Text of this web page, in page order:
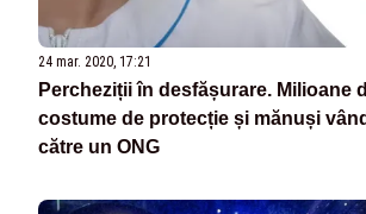
24 mar. 2020, 17:21
Percheziții în desfășurare. Milioane
costume de protecție și mănuși
către un ONG